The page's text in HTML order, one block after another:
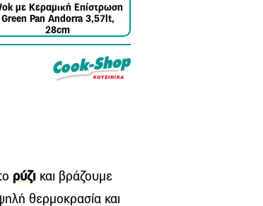
με Κεραμική Επίστρωση
Green Pan Andorra 3,57lt,
28cm
ρύζι και βράζουμε
θερμοκρασία και